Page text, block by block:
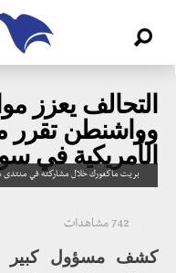
التحالف يعزز
وواشنطن تقرر
الأمريكية في
بريت ماكغورك خلال مشاركته في منتدى
742 مشاهدات
كشف مسؤول كبير